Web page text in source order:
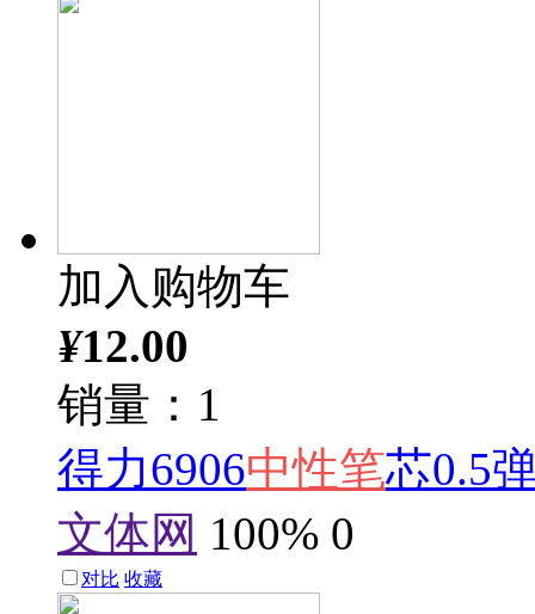
加入购物车
¥12.00
销量：1
得力6906中性笔芯0.5
文体网 100% 0
对比 收藏